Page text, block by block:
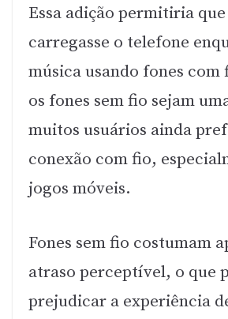
Essa adição permitiria
carregasse o telefone
música usando fones com
os fones sem fio sejam
muitos usuários ainda
conexão com fio,
jogos móveis.
Fones sem fio costumam
atraso perceptível, o que
prejudicar a experiência